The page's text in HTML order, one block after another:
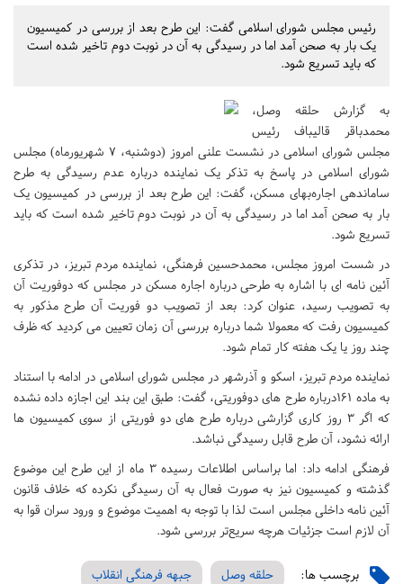
رئیس مجلس شورای اسلامی گفت: این طرح بعد از بررسی در کمیسیون
یک بار به صحن آمد اما در رسیدگی به آن در نوبت دوم تاخیر شده است
که باید تسریع شود.
به گزارش حلقه وصل،
محمدباقر قالیباف رئیس
مجلس شورای اسلامی در نشست علنی امروز (دوشنبه، ۷ شهریورماه) مجلس
شورای اسلامی در پاسخ به تذکر یک نماینده درباره عدم رسیدگی به طرح
ساماندهی اجاره‌بهای مسکن، گفت: این طرح بعد از بررسی در کمیسیون یک
بار به صحن آمد اما در رسیدگی به آن در نوبت دوم تاخیر شده است که باید
تسریع شود.
در شست امروز مجلس، محمدحسین فرهنگی، نماینده مردم تبریز، در تذکری
آئین نامه ای با اشاره به طرحی درباره اجاره مسکن در مجلس که دوفوریت آن
به تصویب رسید، عنوان کرد: بعد از تصویب دو فوریت آن طرح مذکور به
کمیسیون رفت که معمولا شما درباره بررسی آن زمان تعیین می کردید که ظرف
چند روز یا یک هفته کار تمام شود.
نماینده مردم تبریز، اسکو و آذرشهر در مجلس شورای اسلامی در ادامه با استناد
به ماده ۱۶۱درباره طرح های دوفوریتی، گفت: طبق این بند این اجازه داده نشده
که اگر ۳ روز کاری گزارشی درباره طرح های دو فوریتی از سوی کمیسیون ها
ارائه نشود، آن طرح قابل رسیدگی نباشد.
فرهنگی ادامه داد: اما براساس اطلاعات رسیده ۳ ماه از این طرح این موضوع
گذشته و کمیسیون نیز به صورت فعال به آن رسیدگی نکرده که خلاف قانون
آئین نامه داخلی مجلس است لذا با توجه به اهمیت موضوع و ورود سران قوا به
آن لازم است جزئیات هرچه سریع‌تر بررسی شود.
برچسب ها: حلقه وصل
جبهه فرهنگی انقلاب